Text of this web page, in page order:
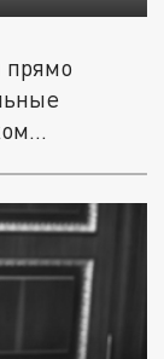
прямо